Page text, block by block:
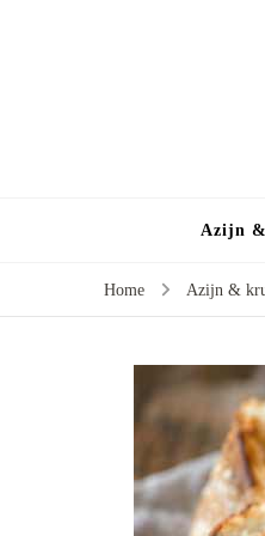
Azijn
Home Azijn &